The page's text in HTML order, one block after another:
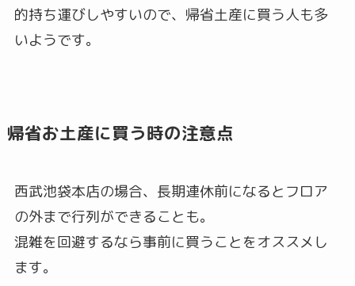
的持ち運びしやすいので、帰省土産に買う人も多
いようです。
帰省お土産に買う時の注意点
西武池袋本店の場合、長期連休前になるとフロア
の外まで行列ができることも。
混雑を回避するなら事前に買うことをオススメし
ます。